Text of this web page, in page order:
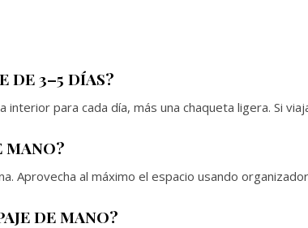
DE 3–5 DÍAS?
para cada día, más una chaqueta ligera. Si
MANO?
Aprovecha al máximo el espacio usando
DE MANO?